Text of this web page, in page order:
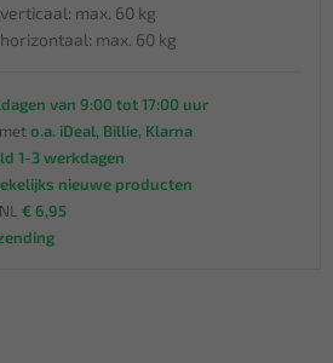
max. 60 kg
max. 60 kg
van 9:00 tot 17:00 uur
o.a. iDeal, Billie, Klarna
1-3 werkdagen
nieuwe producten
€ 6,95